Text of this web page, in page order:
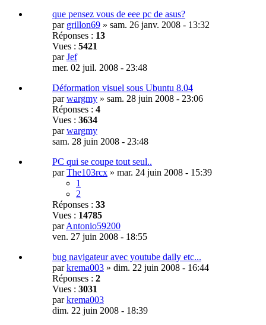
que pensez vous de eee pc de asus?
par grillon69 » sam. 26 janv. 2008 - 13:32
Réponses : 13
Vues : 5421
parJef
mer. 02 juil. 2008 - 23:48
Déformation visuel sous Ubuntu 8.04
parwargmy » sam. 28 juin 2008 - 23:06
Réponses : 4
Vues : 3634
parwargmy
sam. 28 juin 2008 - 23:48
PC qui se coupe tout seul..
parThe103rcx » mar. 24 juin 2008 - 15:39
1
2
Réponses : 33
Vues : 14785
parAntonio59200
ven. 27 juin 2008 - 18:55
bug navigateur avec youtube daily etc...
parkrema003 » dim. 22 juin 2008 - 16:44
Réponses : 2
Vues : 3031
parkrema003
dim. 22 juin 2008 - 18:39